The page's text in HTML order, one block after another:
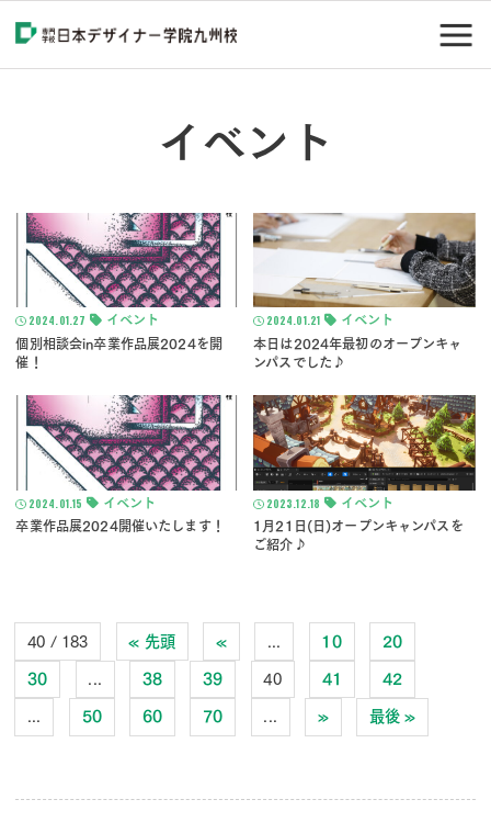
イベント
2024.01.27
イベント
個別相談会in卒業作品展2024を開
催！
2024.01.21
イベント
本日は2024年最初のオープンキャ
ンパスでした♪
2024.01.15
イベント
卒業作品展2024開催いたします！
2023.12.18
イベント
1月21日(日)オープンキャンパスを
ご紹介♪
40 / 183 « 先頭 « 10 20
30 ... 38 39 40 41 42
... 50 60 70 ... » 最後 »